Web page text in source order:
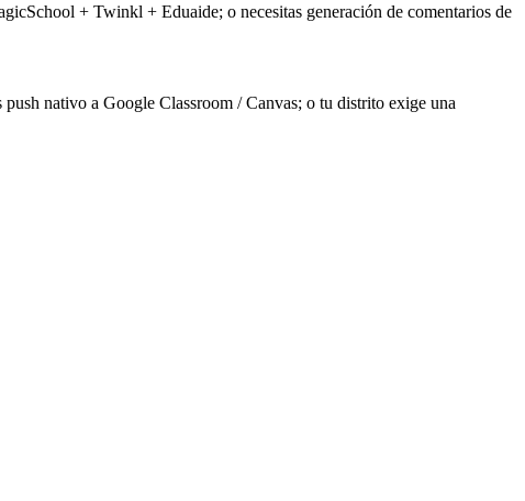
+ Twinkl + Eduaide; o necesitas generación de comentarios de
nativo a Google Classroom / Canvas; o tu distrito exige una